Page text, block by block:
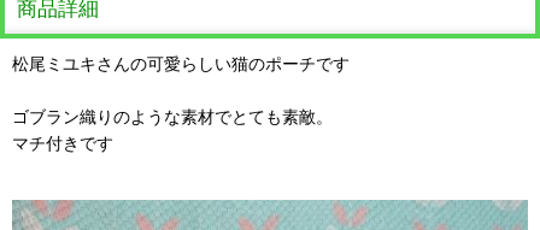
商品詳細
松尾ミユキさんの可愛らしい猫のポーチです
ゴブラン織りのような素材でとても素敵。
マチ付きです